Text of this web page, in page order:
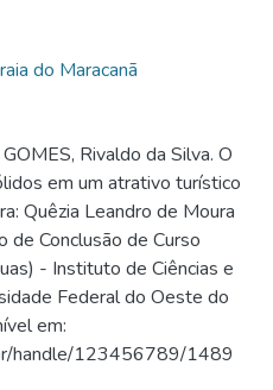
do Maracanã
Rivaldo da Silva. O
em um atrativo turístico
Quêzia Leandro de Moura
de Conclusão de Curso
- Instituto de Ciências e
Federal do Oeste do
em:
handle/123456789/1489